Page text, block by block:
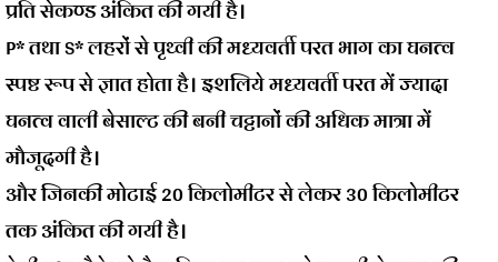
प्रति सेकण्ड अंकित की गयी है।
P* तथा S* लहरों से पृथ्वी की मध्यवर्ती परत भाग का घनत्व
स्पष्ट रूप से ज्ञात होता है। इशलिये मध्यवर्ती परत में ज्यादा
घनत्व वाली बेसाल्ट की बनी चट्टानों की अधिक मात्रा में
मौजूदगी है।
और जिनकी मोटाई 20 किलोमीटर से लेकर 30 किलोमीटर
तक अंकित की गयी है।